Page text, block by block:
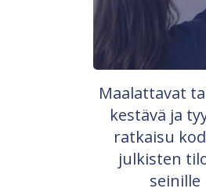
Maalattavat
kestävä ja
ratkaisu
julkisten
seinille